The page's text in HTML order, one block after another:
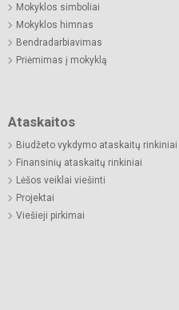
Mokyklos simboliai
Mokyklos himnas
Bendradarbiavimas
Priėmimas į mokyklą
Ataskaitos
Biudžeto vykdymo ataskaitų rinkiniai
Finansinių ataskaitų rinkiniai
Lėšos veiklai viešinti
Projektai
Viešieji pirkimai